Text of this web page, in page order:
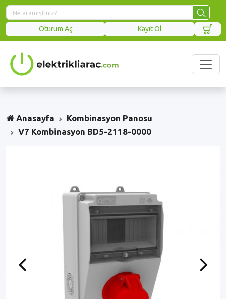
Oturum Aç Kayıt Ol
Anasayfa
Kombinasyon Panosu
V7 Kombinasyon BD5-2118-0000
Previous Next